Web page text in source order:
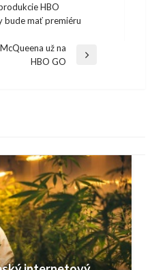
HBO
bude mať premiéru
už na
HBO GO